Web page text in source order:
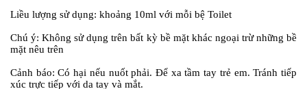
Liều lượng sử dụng: khoảng 10ml với mỗi bệ Toilet
Chú ý: Không sử dụng trên bất kỳ bề mặt khác ngoại trừ những bề
mặt nêu trên
Cảnh báo: Có hại nếu nuốt phải. Để xa tầm tay trẻ em. Tránh tiếp
xúc trực tiếp với da tay và mắt.